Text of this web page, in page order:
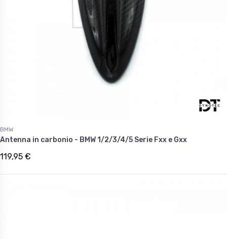
BMW
Antenna in carbonio - BMW 1/2/3/4/5 Serie Fxx e Gxx
119,95 €